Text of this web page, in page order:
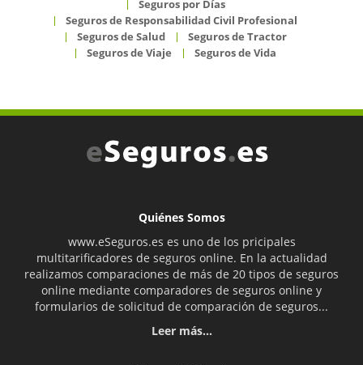
Seguros por Días
Seguros de Responsabilidad Civil Profesional
Seguros de Salud
Seguros de Tractor
Seguros de Viaje
Seguros de Vida
Quiénes Somos
www.eSeguros.es es uno de los pricipales
multitarificadores de seguros online. En la actualidad
realizamos comparaciones de más de 20 tipos de seguros
online mediante comparadores de seguros online y
formularios de solicitud de comparación de seguros...
Leer más...